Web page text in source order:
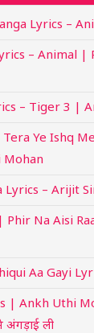
Lyrics –
– Animal |
– Tiger 3 |
Tera Ye Ishq
Lyrics – Arijit
Phir Na Aisi
Aa Gayi
| Ankh Uthi
ली